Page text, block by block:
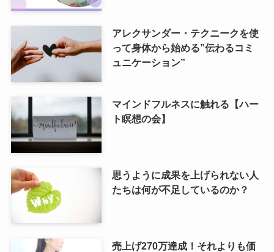
アレクサンダー・テクニークを使
って身体から始める”伝わるコミ
ュニケーション”
マインドフルネスに触れる【ハー
ト瞑想の会】
思うように成果を上げられない人
たちは何が不足しているのか？
売上げ270万達成！それよりも価